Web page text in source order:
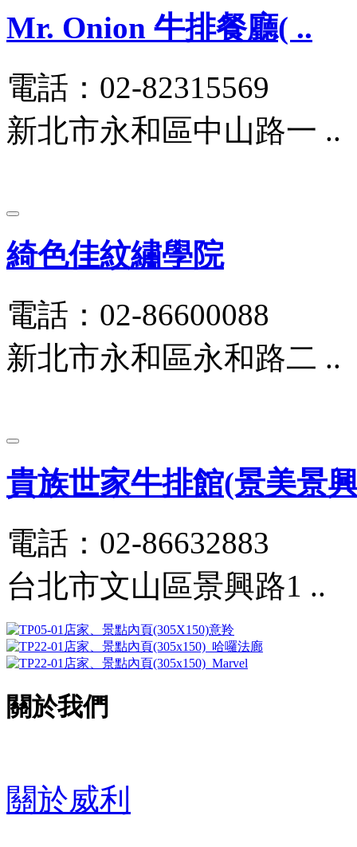
Mr. Onion 牛排餐廳( ..
電話：02-82315569
新北市永和區中山路一 ..
綺色佳紋繡學院
電話：02-86600088
新北市永和區永和路二 ..
貴族世家牛排館(景美景
電話：02-86632883
台北市文山區景興路1 ..
關於我們
關於威利